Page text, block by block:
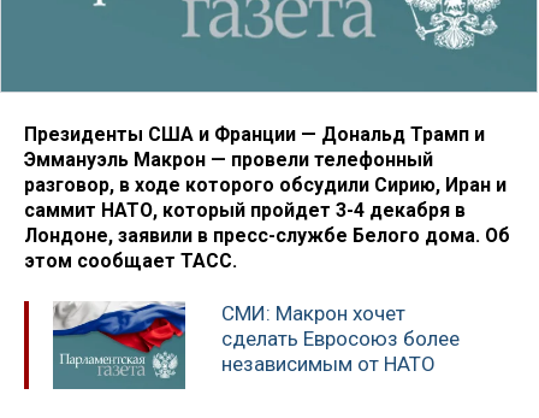
Президенты США и Франции — Дональд Трамп и
Эммануэль Макрон — провели телефонный
разговор, в ходе которого обсудили Сирию, Иран и
саммит НАТО, который пройдет 3-4 декабря в
Лондоне, заявили в пресс-службе Белого дома. Об
этом сообщает ТАСС.
СМИ: Макрон хочет
сделать Евросоюз более
независимым от НАТО